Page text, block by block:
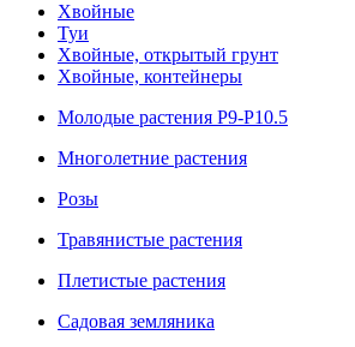
Хвойные
Туи
Хвойные, открытый грунт
Хвойные, контейнеры
Молодые растения Р9-Р10.5
Многолетние растения
Розы
Травянистые растения
Плетистые растения
Садовая земляника